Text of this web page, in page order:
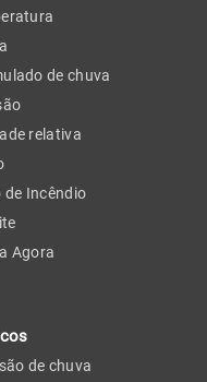
de chuva
relativa
de Incêndio
Agora
de chuva